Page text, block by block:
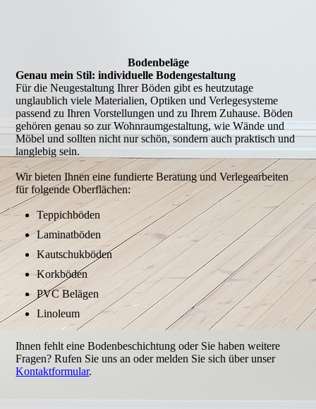
Bodenbeläge
Genau mein Stil: individuelle Bodengestaltung
Für die Neugestaltung Ihrer Böden gibt es heutzutage
unglaublich viele Materialien, Optiken und Verlegesysteme
passend zu Ihren Vorstellungen und zu Ihrem Zuhause. Böden
gehören genau so zur Wohnraumgestaltung, wie Wände und
Möbel und sollten nicht nur schön, sondern auch praktisch und
langlebig sein.
Wir bieten Ihnen eine fundierte Beratung und Verlegearbeiten
für folgende Oberflächen:
Teppichböden
Laminatböden
Kautschukböden
Korkböden
PVC Belägen
Linoleum
Ihnen fehlt eine Bodenbeschichtung oder Sie haben weitere
Fragen? Rufen Sie uns an oder melden Sie sich über unser
Kontaktformular.